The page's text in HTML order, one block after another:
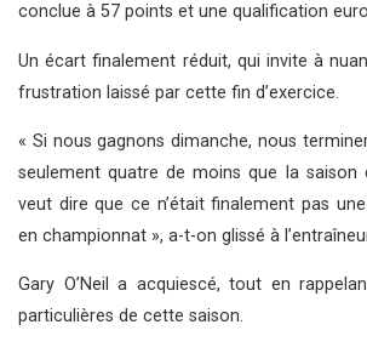
conclue à 57 points et une qualification
Un écart finalement réduit, qui invite à
frustration laissé par cette fin d’exercice.
« Si nous gagnons dimanche, nous
seulement quatre de moins que la saison
veut dire que ce n’était finalement pas
en championnat », a-t-on glissé à
Gary O’Neil a acquiescé, tout en
particulières de cette saison.